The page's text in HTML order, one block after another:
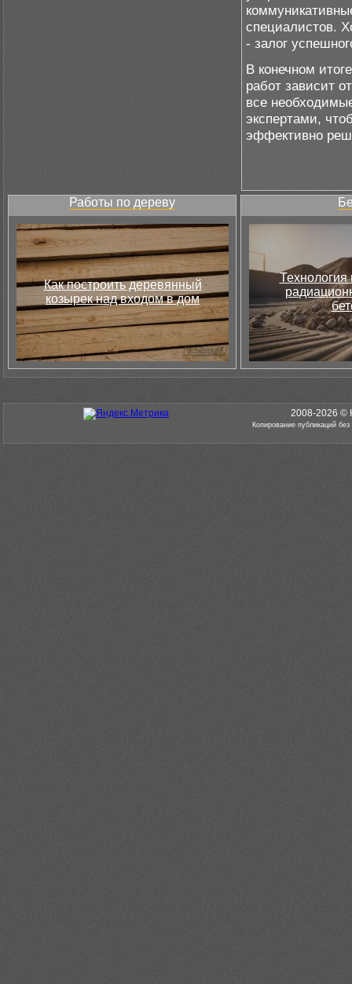
специалистов.
- залог
В конечном
работ зависит
все
экспертами,
эффективно
Работы по дереву
Как построить деревянный
козырек над входом в дом
Технология
2008-2026 ©
Копирование публикаций